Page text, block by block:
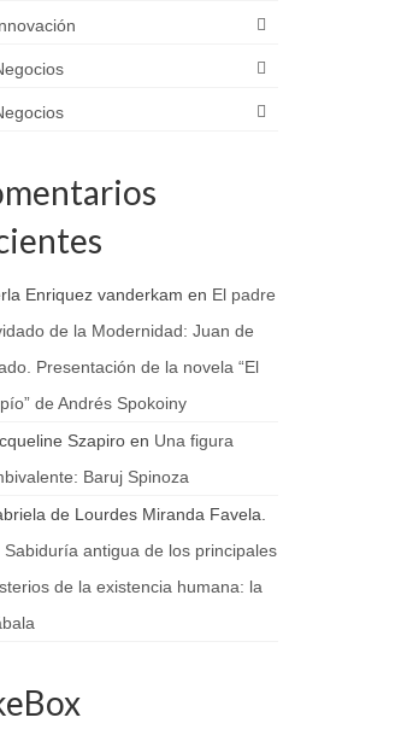
Enriquez vanderkam en El padre
de la Modernidad: Juan de
Presentación de la novela “El
de Andrés Spokoiny
Szapiroen Una figura
Baruj Spinoza
de Lourdes Miranda Favela.
Sabiduría antigua de los principales
de la existencia humana: la